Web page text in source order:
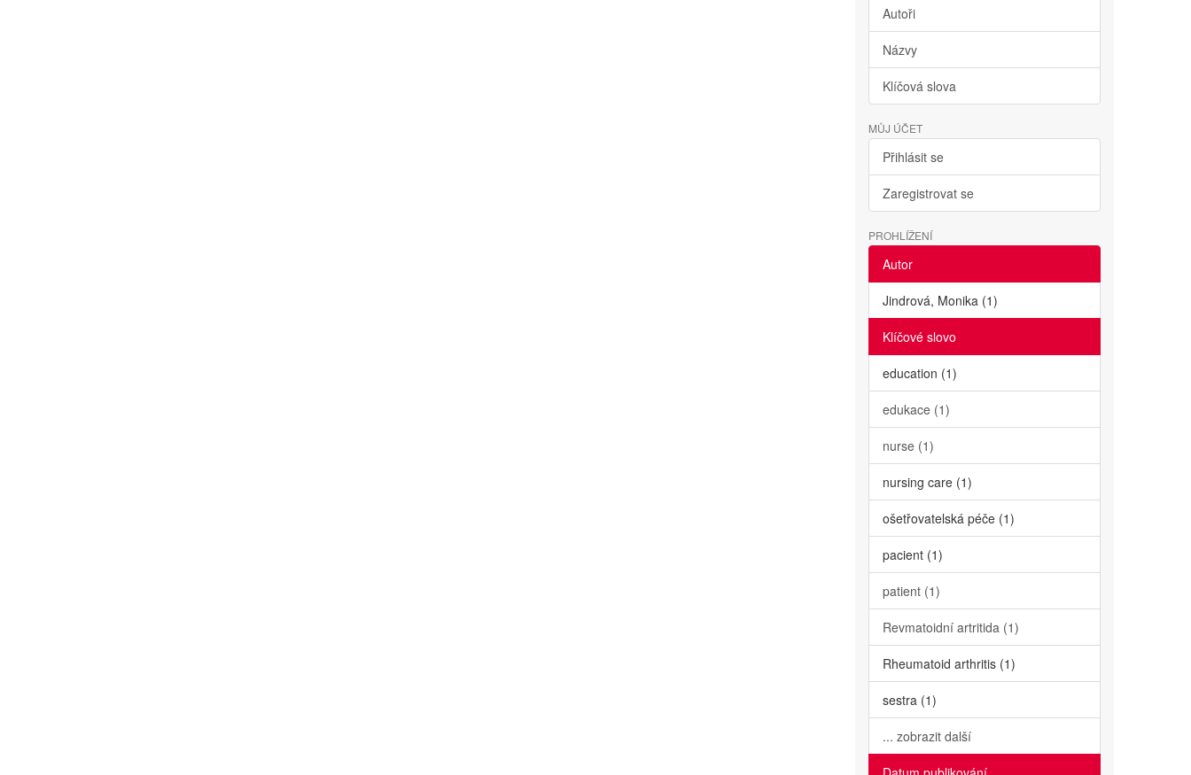
Autoři
Názvy
Klíčová slova
MŮJ ÚČET
Přihlásit se
Zaregistrovat se
PROHLÍŽENÍ
Autor
Jindrová, Monika (1)
Klíčové slovo
education (1)
edukace (1)
nurse (1)
nursing care (1)
ošetřovatelská péče (1)
pacient (1)
patient (1)
Revmatoidní artritida (1)
Rheumatoid arthritis (1)
sestra (1)
... zobrazit další